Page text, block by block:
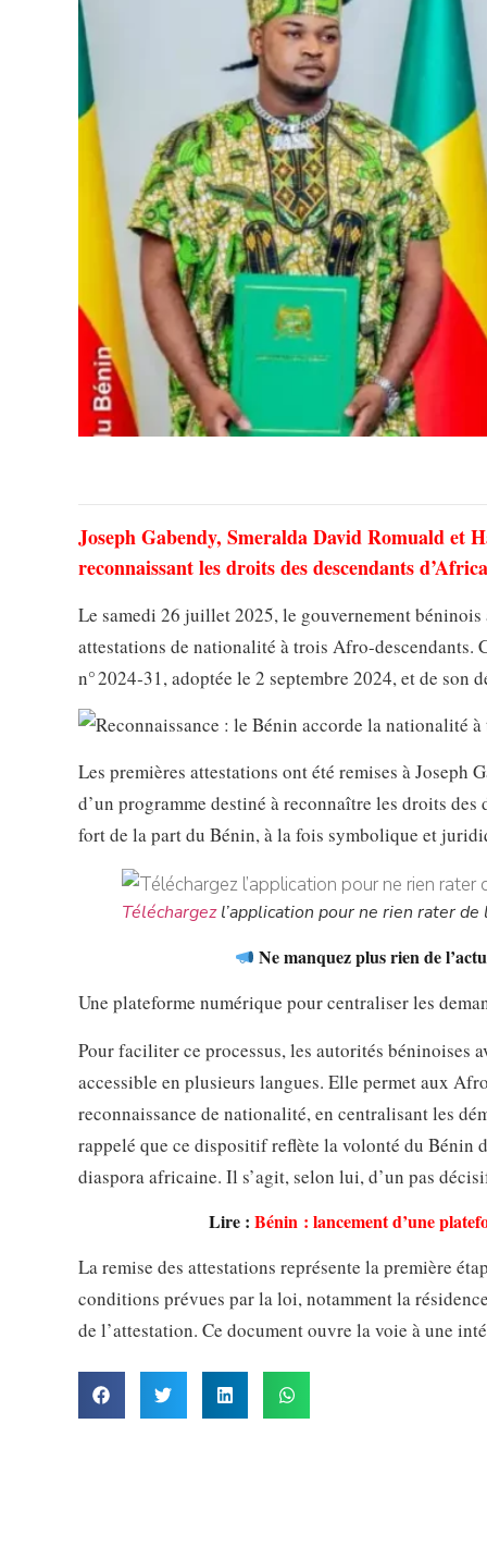
Joseph Gabendy, Smeralda David Romuald et
reconnaissant les droits des descendants
Le samedi 26 juillet 2025, le gouvernement
attestations de nationalité à trois Afro-descendants.
n° 2024‑31, adoptée le 2 septembre 2024, et de
Les premières attestations ont été remises à Joseph
d’un programme destiné à reconnaître les droits
fort de la part du Bénin, à la fois symbolique et
Téléchargezl’application pour ne rien rater de
Ne manquez plus rien de
Une plateforme numérique pour centraliser les
Pour faciliter ce processus, les autorités
accessible en plusieurs langues. Elle permet aux
reconnaissance de nationalité, en centralisant les
rappelé que ce dispositif reflète la volonté du Bénin
diaspora africaine. Il s’agit, selon lui, d’un pas
Lire :Bénin : lancement d’une
La remise des attestations représente la première
conditions prévues par la loi, notamment la
de l’attestation. Ce document ouvre la voie à une